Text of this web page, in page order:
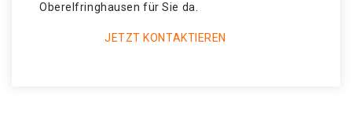
Oberelfringhausen für Sie da.
JETZT KONTAKTIEREN